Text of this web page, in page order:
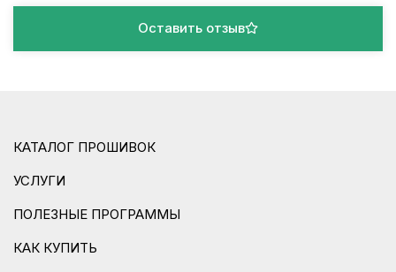
Оставить отзыв
КАТАЛОГ ПРОШИВОК
УСЛУГИ
ПОЛЕЗНЫЕ ПРОГРАММЫ
КАК КУПИТЬ